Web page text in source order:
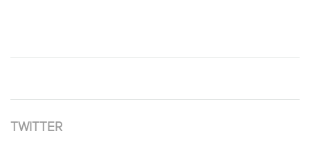
TWITTER